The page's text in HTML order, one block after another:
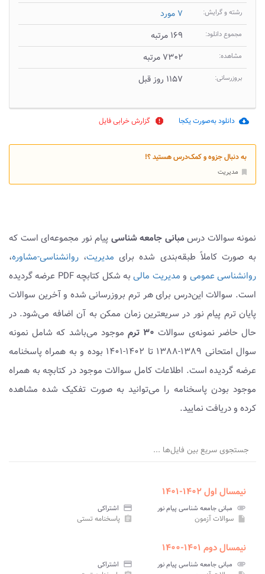
رشته و گرایش: ۷ مورد
مجموع دانلود: ۱۶۹ مرتبه
مشاهده: ۷۳۰۲ مرتبه
بروزرسانی: ۱۱۵۷ روز قبل
cloud_download دانلود به‌صورت یکجا report گزارش خرابی فایل
به دنبال جزوه و کمک‌درس هستید ؟!
مدیریت
نمونه سوالات درسمبانی جامعه شناسی پیام نور مجموعه‌ای است که
به صورت کاملاً طبقه‌بندی شده برای مدیریت، روانشناسی-مشاوره،
روانشناسی عمومی و مدیریت مالی
به شکل کتابچه PDF عرضه گردیده
است. سوالات این‌درس برای هر ترم بروزرسانی شده و آخرین سوالات
پایان ترم پیام نور در سریعترین زمان ممکن به آن اضافه می‌شود. در
حال حاضر نمونه‌ی سوالات ۳۰ ترم
موجود می‌باشد که شامل نمونه
سوال امتحانی ۱۳۸۹-۱۳۸۸ تا ۱۴۰۲-۱۴۰۱ بوده و به همراه پاسخنامه
عرضه گردیده است. اطلاعات کامل سوالات موجود در کتابچه به همراه
موجود بودن پاسخنامه را می‌توانید به صورت تفکیک شده مشاهده
کرده و دریافت نمایید.
جستجوی سریع بین فایل‌ها ...
نیمسال اول ۱۴۰۲-۱۴۰۱
attachment مبانی جامعه شناسی پیام نور credit_card اشتراکی
insert_drive_file سوالات آزمون assignment پاسخنامه تستی
نیمسال دوم ۱۴۰۱-۱۴۰۰
attachment مبانی جامعه شناسی پیام نور credit_card اشتراکی